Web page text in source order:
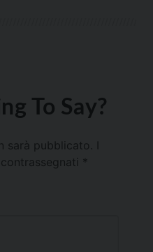
To Say?
sarà pubblicato.
*